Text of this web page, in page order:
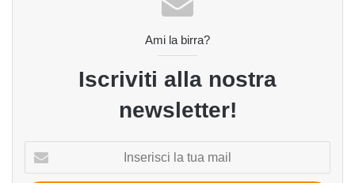
Ami la birra?
Iscriviti alla nostra
newsletter!